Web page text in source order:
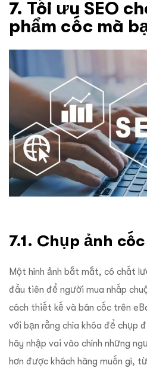
7. Tối ưu SEO
phẩm cốc mà
7.1. Chụp ảnh
Một hình ảnh bắt mắt, có chất
đầu tiên để người mua nhấp
cách thiết kế và bán cốc trên
với bạn rằng chìa khóa để chụp
hãy nhập vai vào chính những
hơn được khách hàng muốn gì,